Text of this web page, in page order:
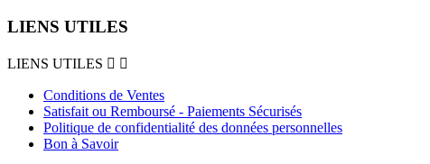
LIENS UTILES
LIENS UTILES  
Conditions de Ventes
Satisfait ou Remboursé - Paiements Sécurisés
Politique de confidentialité des données personnelles
Bon à Savoir